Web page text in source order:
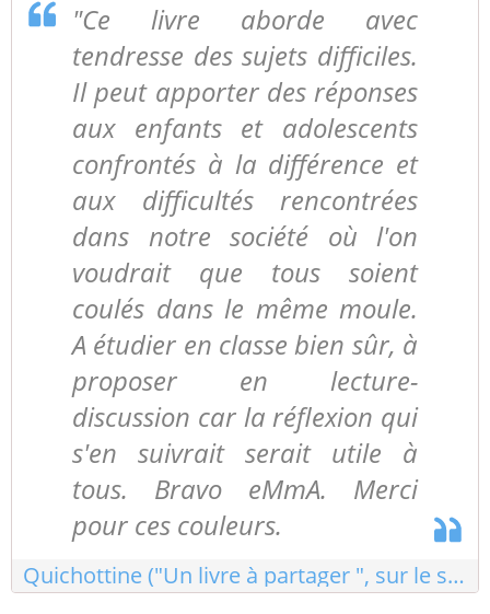
"Ce livre aborde avec
tendresse des sujets difficiles.
Il peut apporter des réponses
aux enfants et adolescents
confrontés à la différence et
aux difficultés rencontrées
dans notre société où l'on
voudrait que tous soient
coulés dans le même moule.
A étudier en classe bien sûr, à
proposer en lecture-
discussion car la réflexion qui
s'en suivrait serait utile à
tous. Bravo eMmA. Merci
pour ces couleurs.
Quichottine ("Un livre à partager ", sur le site d'Edilivre)